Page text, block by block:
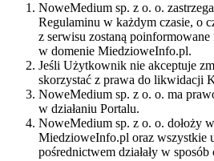
NoweMedium sp. z o. o.
Regulaminu w każdym czasie, o
z serwisu zostaną
w domenie MiedzioweInfo.pl.
Jeśli Użytkownik nie akceptuje
skorzystać z prawa do likwidacji
NoweMedium sp. z o. o. ma
w działaniu Portalu.
NoweMedium sp. z o. o. dołoży
MiedzioweInfo.pl oraz wszystkie
pośrednictwem działały w